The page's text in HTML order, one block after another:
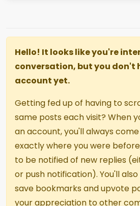
Hello! It looks like you're
conversation, but you don't
account yet.
Getting fed up of having to
same posts each visit? When
an account, you'll always
exactly where you were
to be notified of new replies
or push notification). You'll
save bookmarks and upvote
your appreciation to other